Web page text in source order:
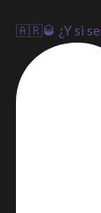
🇦🇷🥃 ¿Y si